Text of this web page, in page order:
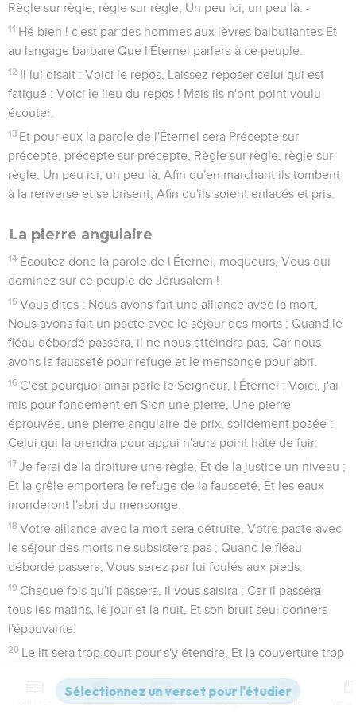
Règle sur règle, règle sur règle, Un peu ici, un peu là. -
11 Hé bien ! c'est par des hommes aux lèvres balbutiantes Et
au langage barbare Que l'Éternel parlera à ce peuple.
12 Il lui disait : Voici le repos, Laissez reposer celui qui est
fatigué ; Voici le lieu du repos ! Mais ils n'ont point voulu
écouter.
13 Et pour eux la parole de l'Éternel sera Précepte sur
précepte, précepte sur précepte, Règle sur règle, règle sur
règle, Un peu ici, un peu là, Afin qu'en marchant ils tombent
à la renverse et se brisent, Afin qu'ils soient enlacés et pris.
La pierre angulaire
14 Écoutez donc la parole de l'Éternel, moqueurs, Vous qui
dominez sur ce peuple de Jérusalem !
15 Vous dites : Nous avons fait une alliance avec la mort,
Nous avons fait un pacte avec le séjour des morts ; Quand le
fléau débordé passera, il ne nous atteindra pas, Car nous
avons la fausseté pour refuge et le mensonge pour abri.
16 C'est pourquoi ainsi parle le Seigneur, l'Éternel : Voici, j'ai
mis pour fondement en Sion une pierre, Une pierre
éprouvée, une pierre angulaire de prix, solidement posée ;
Celui qui la prendra pour appui n'aura point hâte de fuir.
17 Je ferai de la droiture une règle, Et de la justice un niveau ;
Et la grêle emportera le refuge de la fausseté, Et les eaux
inonderont l'abri du mensonge.
18 Votre alliance avec la mort sera détruite, Votre pacte avec
le séjour des morts ne subsistera pas ; Quand le fléau
débordé passera, Vous serez par lui foulés aux pieds.
19 Chaque fois qu'il passera, il vous saisira ; Car il passera
tous les matins, le jour et la nuit, Et son bruit seul donnera
l'épouvante.
20 Le lit sera trop court pour s'y étendre, Et la couverture trop
Car l'Éternel se lèvera comme à la montagne de Peratsim,
Versions Commentaires Strong